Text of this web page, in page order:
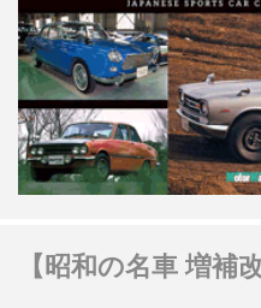
【昭和の名車 増補